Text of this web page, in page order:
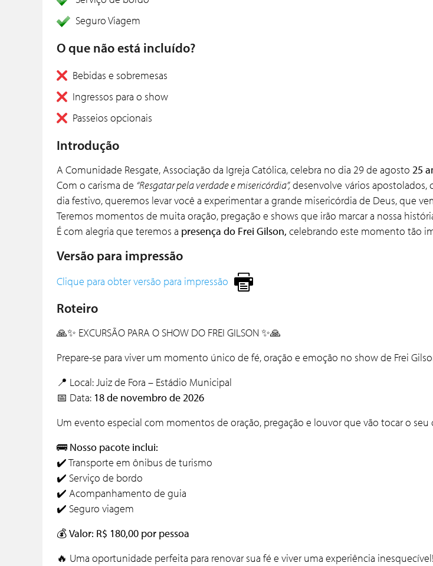
Seguro Viagem
O que não está incluído?
Bebidas e sobremesas
Ingressos para o show
Passeios opcionais
Introdução
A Comunidade Resgate, Associação da Igreja Católica, celebra no dia 29 de agosto 25
Com o carisma de “Resgatar pela verdade e misericórdia”,desenvolve vários apostolados,
dia festivo, queremos levar você a experimentar a grande misericórdia de Deus, que
Teremos momentos de muita oração, pregação e shows que irão marcar a nossa
É com alegria que teremos a presença do Frei Gilson, celebrando este momento tão
Versão para impressão
Clique para obter versão para impressão
Roteiro
🙏✨ EXCURSÃO PARA O SHOW DO FREI GILSON ✨🙏
Prepare-se para viver um momento único de fé, oração e emoção no show de Frei
📍 Local:Juiz de Fora – Estádio Municipal
📅 Data: 18 de novembro de 2026
Um evento especial com momentos de oração, pregação e louvor que vão tocar o
🚌 Nosso pacote inclui:
✔️ Transporte em ônibus de turismo
✔️ Serviço de bordo
✔️ Acompanhamento de guia
✔️ Seguro viagem
💰Valor: R$ 180,00 por pessoa
🔥 Uma oportunidade perfeita para renovar sua fé e viver uma experiência inesquecível!